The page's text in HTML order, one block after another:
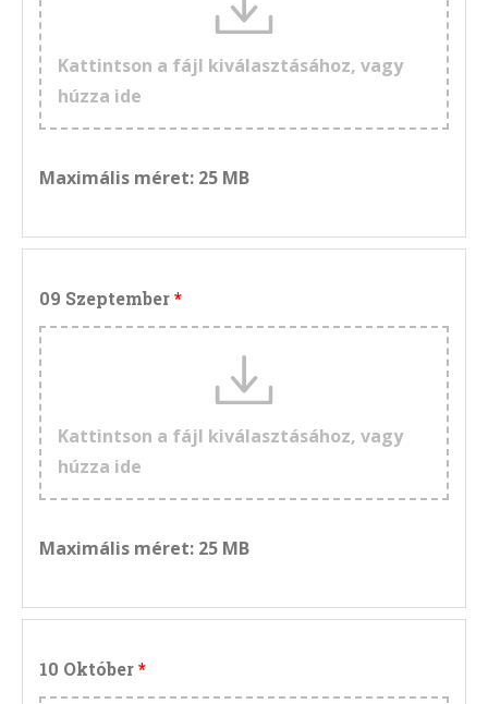
Kattintson a fájl kiválasztásához, vagy
húzza ide
Maximális méret: 25 MB
09 Szeptember
Kattintson a fájl kiválasztásához, vagy
húzza ide
Maximális méret: 25 MB
10 Október